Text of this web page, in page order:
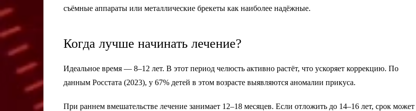
съёмные аппараты или металлические брекеты как наиболее надёжные.
Когда лучше начинать лечение?
Идеальное время — 8–12 лет. В этот период челюсть активно растёт, что ускоряет коррекцию. По
данным Росстата (2023), у 67% детей в этом возрасте выявляются аномалии прикуса.
При раннем вмешательстве лечение занимает 12–18 месяцев. Если отложить до 14–16 лет, срок может